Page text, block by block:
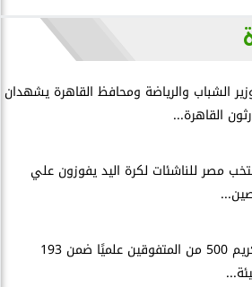
الشباب والرياضة ومحافظ القاهرة يشهدان
القاهرة...
مصر للناشئات لكرة اليد يفوزون علي
تكريم 500 من المتفوقين علميًا ضمن 193